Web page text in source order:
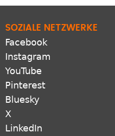
Instagram
Bluesky
X
LinkedIn
ZUSATZANGEBOTE
RSS-feeds
Newsletter